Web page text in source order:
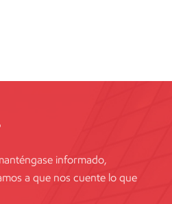
informado,
a que nos cuente lo que